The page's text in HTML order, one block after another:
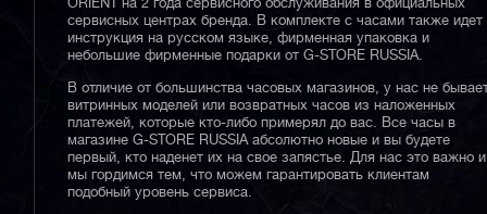
ORIENT на 2 года сервисного обслуживания в официальных
сервисных центрах бренда. В комплекте с часами также идет
инструкция на русском языке, фирменная упаковка и
небольшие фирменные подарки от G-STORE RUSSIA.
В отличие от большинства часовых магазинов, у нас не
витринных моделей или возвратных часов из наложенных
платежей, которые кто-либо примерял до вас. Все часы в
магазине G-STORE RUSSIA абсолютно новые и вы будете
первый, кто наденет их на свое запястье. Для нас это важно и
мы гордимся тем, что можем гарантировать клиентам
подобный уровень сервиса.